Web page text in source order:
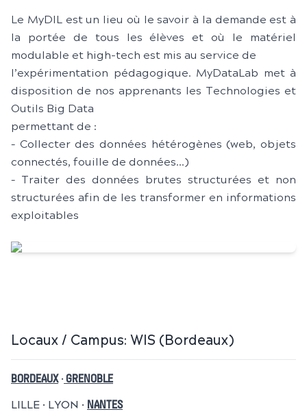
Le MyDIL est un lieu où le savoir à la demande est à
la portée de tous les élèves et où le matériel
modulable et high-tech est mis au service de
l’expérimentation pédagogique. MyDataLab met à
disposition de nos apprenants les Technologies et
Outils Big Data
permettant de :
– Collecter des données hétérogènes (web, objets
connectés, fouille de données…)
– Traiter des données brutes structurées et non
structurées afin de les transformer en informations
exploitables
Locaux / Campus: WIS (Bordeaux)
BORDEAUX• GRENOBLE
LILLE • LYON • NANTES